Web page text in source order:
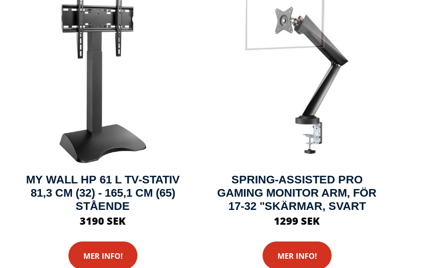
MY WALL HP 61 L TV-STATIV
81,3 CM (32) - 165,1 CM (65)
STÅENDE
3190 SEK
MER INFO!
SPRING-ASSISTED PRO
GAMING MONITOR ARM, FÖR
17-32 "SKÄRMAR, SVART
1299 SEK
MER INFO!